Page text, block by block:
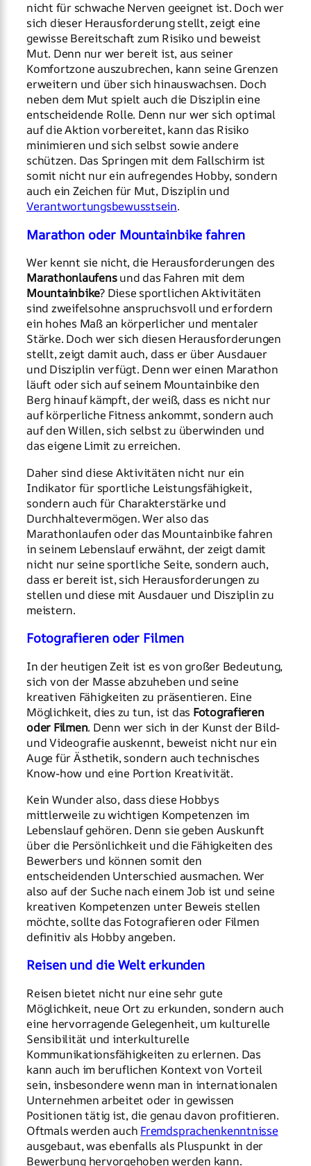
nicht für schwache Nerven geeignet ist. Doch wer
sich dieser Herausforderung stellt, zeigt eine
gewisse Bereitschaft zum Risiko und beweist
Mut. Denn nur wer bereit ist, aus seiner
Komfortzone auszubrechen, kann seine Grenzen
erweitern und über sich hinauswachsen. Doch
neben dem Mut spielt auch die Disziplin eine
entscheidende Rolle. Denn nur wer sich optimal
auf die Aktion vorbereitet, kann das Risiko
minimieren und sich selbst sowie andere
schützen. Das Springen mit dem Fallschirm ist
somit nicht nur ein aufregendes Hobby, sondern
auch ein Zeichen für Mut, Disziplin und
Verantwortungsbewusstsein.
Marathon oder Mountainbike fahren
Wer kennt sie nicht, die Herausforderungen des
Marathonlaufensund das Fahren mit dem
Mountainbike? Diese sportlichen Aktivitäten
sind zweifelsohne anspruchsvoll und erfordern
ein hohes Maß an körperlicher und mentaler
Stärke. Doch wer sich diesen Herausforderungen
stellt, zeigt damit auch, dass er über Ausdauer
und Disziplin verfügt. Denn wer einen Marathon
läuft oder sich auf seinem Mountainbike den
Berg hinauf kämpft, der weiß, dass es nicht nur
auf körperliche Fitness ankommt, sondern auch
auf den Willen, sich selbst zu überwinden und
das eigene Limit zu erreichen.
Daher sind diese Aktivitäten nicht nur ein
Indikator für sportliche Leistungsfähigkeit,
sondern auch für Charakterstärke und
Durchhaltevermögen. Wer also das
Marathonlaufen oder das Mountainbike fahren
in seinem Lebenslauf erwähnt, der zeigt damit
nicht nur seine sportliche Seite, sondern auch,
dass er bereit ist, sich Herausforderungen zu
stellen und diese mit Ausdauer und Disziplin zu
meistern.
Fotografieren oder Filmen
In der heutigen Zeit ist es von großer Bedeutung,
sich von der Masse abzuheben und seine
kreativen Fähigkeiten zu präsentieren. Eine
Möglichkeit, dies zu tun, ist das Fotografieren
oder Filmen. Denn wer sich in der Kunst der Bild-
und Videografie auskennt, beweist nicht nur ein
Auge für Ästhetik, sondern auch technisches
Know-how und eine Portion Kreativität.
Kein Wunder also, dass diese Hobbys
mittlerweile zu wichtigen Kompetenzen im
Lebenslauf gehören. Denn sie geben Auskunft
über die Persönlichkeit und die Fähigkeiten des
Bewerbers und können somit den
entscheidenden Unterschied ausmachen. Wer
also auf der Suche nach einem Job ist und seine
kreativen Kompetenzen unter Beweis stellen
möchte, sollte das Fotografieren oder Filmen
definitiv als Hobby angeben.
Reisen und die Welt erkunden
Reisen bietet nicht nur eine sehr gute
Möglichkeit, neue Ort zu erkunden, sondern auch
eine hervorragende Gelegenheit, um kulturelle
Sensibilität und interkulturelle
Kommunikationsfähigkeiten zu erlernen. Das
kann auch im beruflichen Kontext von Vorteil
sein, insbesondere wenn man in internationalen
Unternehmen arbeitet oder in gewissen
Positionen tätig ist, die genau davon profitieren.
Oftmals werden auch Fremdsprachenkenntnisse
ausgebaut, was ebenfalls als Pluspunkt in der
Bewerbung hervorgehoben werden kann.